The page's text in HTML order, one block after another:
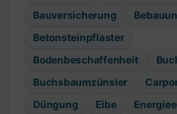
Bauversicherung
Betonsteinpflaster
Bodenbeschaffenheit
Buchsbaumzünsler
Düngung
Eibe